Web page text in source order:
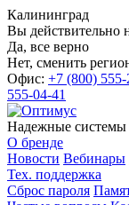
Калининград
Вы действительно
Да, все верно
Нет, сменить
Офис: +7 (800)
555-04-41
Надежные системы
О бренде
Новости Вебинары
Тех. поддержка
Сброс пароля